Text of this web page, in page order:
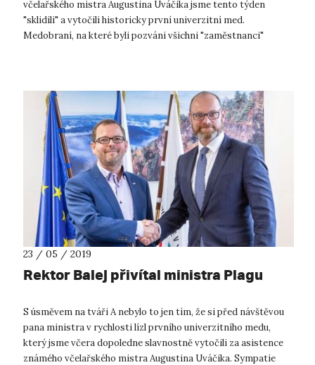
včelařského mistra Augustina Uváčika jsme tento týden
"sklidili" a vytočili historicky první univerzitní med.
Medobraní, na které byli pozváni všichni "zaměstnanci"
23 / 05 / 2019
Rektor Balej přivítal ministra Plagu
S úsměvem na tváři A nebylo to jen tím, že si před návštěvou
pana ministra v rychlosti lízl prvního univerzitního medu,
který jsme včera dopoledne slavnostně vytočili za asistence
známého včelařského mistra Augustina Uváčika. Sympatie